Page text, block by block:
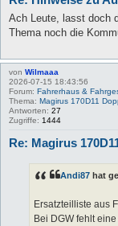
Ach Leute, lasst doch
Thema noch die
von Wilmaaa
2026-07-15 18:43:56
Forum: Fahrerhaus &
Thema: Magirus 170D11
Antworten: 27
Zugriffe: 1444
Re: Magirus
Andi87 hat
Ersatzteilliste aus
Bei DGW fehlt